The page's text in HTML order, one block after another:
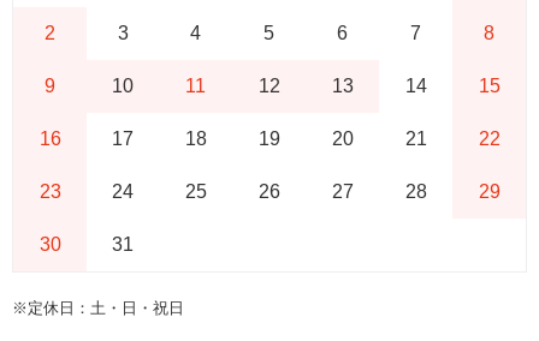
2 3 4 5 6 7 8
9 10 11 12 13 14 15
16 17 18 19 20 21 22
23 24 25 26 27 28 29
30 31
※定休日：土・日・祝日